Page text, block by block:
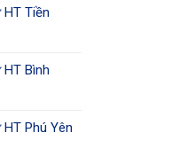
Tiền
Bình
Phú Yên